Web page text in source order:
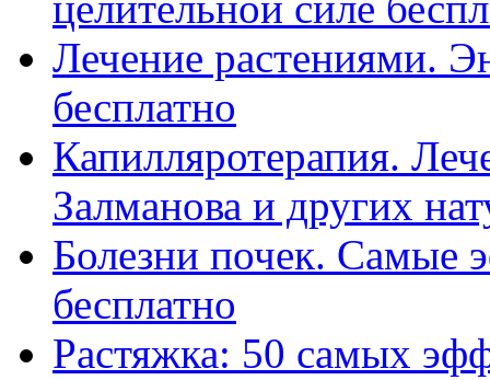
Лечение растениями.
бесплатно
Капилляротерапия.
Залманова и других
Болезни почек. Самые
бесплатно
Растяжка: 50 самых